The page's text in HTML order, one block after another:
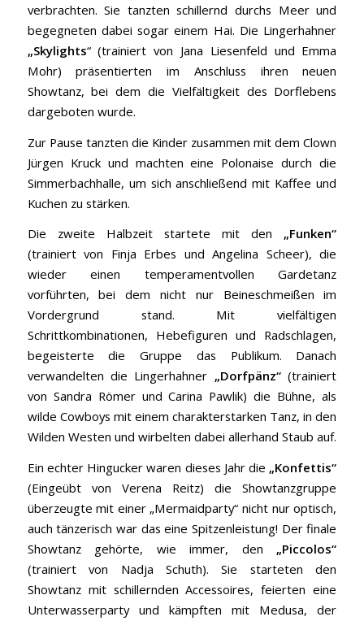
verbrachten. Sie tanzten schillernd durchs Meer und
begegneten dabei sogar einem Hai. Die Lingerhahner
„Skylights“ (trainiert von Jana Liesenfeld und Emma
Mohr) präsentierten im Anschluss ihren neuen
Showtanz, bei dem die Vielfältigkeit des Dorflebens
dargeboten wurde.
Zur Pause tanzten die Kinder zusammen mit dem Clown
Jürgen Kruck und machten eine Polonaise durch die
Simmerbachhalle, um sich anschließend mit Kaffee und
Kuchen zu stärken.
Die zweite Halbzeit startete mit den „Funken“
(trainiert von Finja Erbes und Angelina Scheer), die
wieder einen temperamentvollen Gardetanz
vorführten, bei dem nicht nur Beineschmeißen im
Vordergrund stand. Mit vielfältigen
Schrittkombinationen, Hebefiguren und Radschlagen,
begeisterte die Gruppe das Publikum. Danach
verwandelten die Lingerhahner „Dorfpänz“(trainiert
von Sandra Römer und Carina Pawlik) die Bühne, als
wilde Cowboys mit einem charakterstarken Tanz, in den
Wilden Westen und wirbelten dabei allerhand Staub auf.
Ein echter Hingucker waren dieses Jahr die „Konfettis“
(Eingeübt von Verena Reitz) die Showtanzgruppe
überzeugte mit einer „Mermaidparty“ nicht nur optisch,
auch tänzerisch war das eine Spitzenleistung! Der finale
Showtanz gehörte, wie immer, den „Piccolos“
(trainiert von Nadja Schuth). Sie starteten den
Showtanz mit schillernden Accessoires, feierten eine
Unterwasserparty und kämpften mit Medusa, der